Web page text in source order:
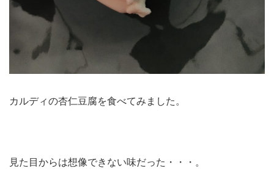
カルディの杏仁豆腐を食べてみました。
見た目からは想像できない味だった・・・。